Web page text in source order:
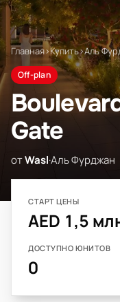
Главная›Купить›Аль
Off-plan
Gate
отWasl·Аль Фурджан
СТАРТ ЦЕНЫ
AED 1,5
ДОСТУПНО ЮНИТОВ
0